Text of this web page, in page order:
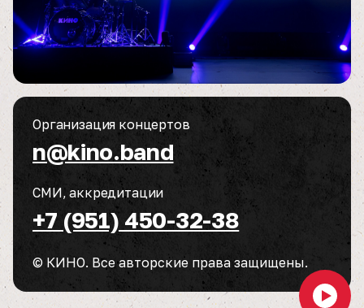
Организация концертов
n@kino.band
СМИ, аккредитации
+7 (951) 450-32-38
© КИНО. Все авторские права защищены.